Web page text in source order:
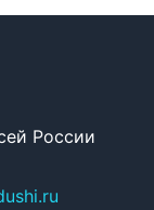
России